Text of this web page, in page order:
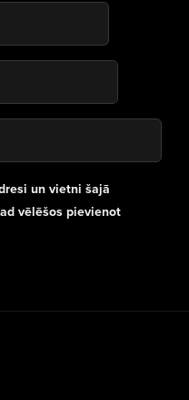
un vietni šajā
vēlēšos pievienot